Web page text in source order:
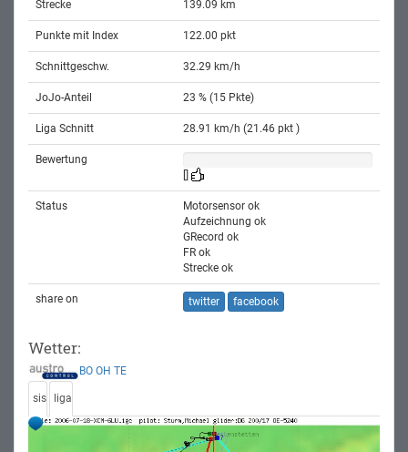
Strecke 139.09 km
Punkte mit Index 122.00 pkt
Schnittgeschw. 32.29 km/h
JoJo-Anteil 23 % (15 Pkte)
Liga Schnitt 28.91 km/h (21.46 pkt )
Bewertung
Status
Motorsensor ok
Aufzeichnung ok
GRecord ok
FR ok
Strecke ok
share on twitter facebook
Wetter:
BO OH TE
sis liga